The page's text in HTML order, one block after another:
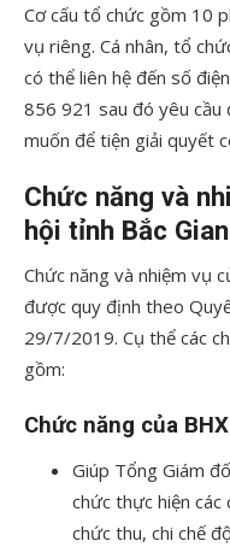
Cơ cấu tổ chức gồm 10
vụ riêng. Cá nhân, tổ
có thể liên hệ đến số
856 921 sau đó yêu cầu
muốn để tiện giải quyết
Chức năng và
hội tỉnh Bắc
Chức năng và nhiệm vụ
được quy định theo
29/7/2019. Cụ thể các
gồm:
Chức năng của
Giúp Tổng Giám
chức thực hiện các
chức thu, chi chế